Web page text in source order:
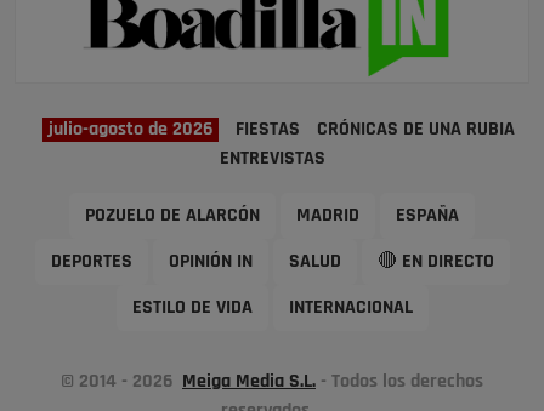
julio-agosto de 2026 FIESTAS
CRÓNICAS DE UNA RUBIA
ENTREVISTAS
POZUELO DE ALARCÓN MADRID ESPAÑA
DEPORTES OPINIÓN IN SALUD 🔴 EN DIRECTO
ESTILO DE VIDA INTERNACIONAL
© 2014 - 2026 Meiga Media S.L. - Todos los derechos